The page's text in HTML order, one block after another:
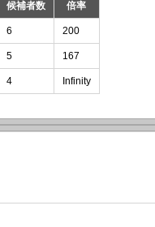
候補者数 倍率
6 200
5 167
4 Infinity